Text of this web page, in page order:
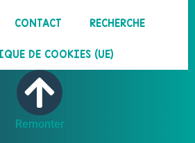
CONTACT RECHERCHE
DE COOKIES (UE)
Remonter